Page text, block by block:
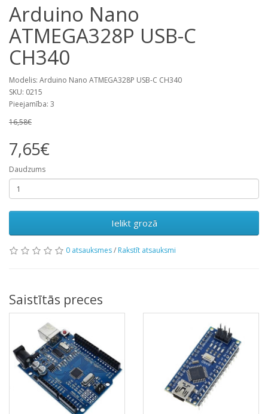
Arduino Nano
ATMEGA328P USB-C
CH340
Modelis: Arduino Nano ATMEGA328P USB-C CH340
SKU: 0215
Pieejamība: 3
16,58€
7,65€
Daudzums
Ielikt grozā
0 atsauksmes/ Rakstīt atsauksmi
Saistītās preces